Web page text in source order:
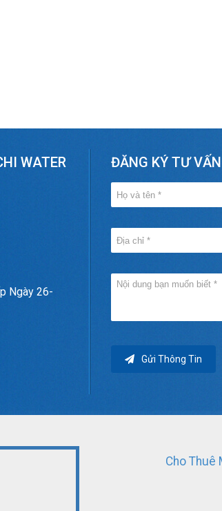
WATER
Ngày 26-
ĐĂNG KÝ TƯ
Gửi Thông Tin
Cho Thuê